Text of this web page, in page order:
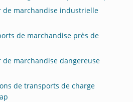
de marchandise industrielle
de marchandise près de
marchandise dangereuse
de transports de charge